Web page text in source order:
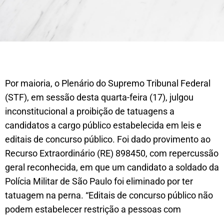
Por maioria, o Plenário do Supremo Tribunal Federal
(STF), em sessão desta quarta-feira (17), julgou
inconstitucional a proibição de tatuagens a
candidatos a cargo público estabelecida em leis e
editais de concurso público. Foi dado provimento ao
Recurso Extraordinário (RE) 898450, com repercussão
geral reconhecida, em que um candidato a soldado da
Polícia Militar de São Paulo foi eliminado por ter
tatuagem na perna. “Editais de concurso público não
podem estabelecer restrição a pessoas com